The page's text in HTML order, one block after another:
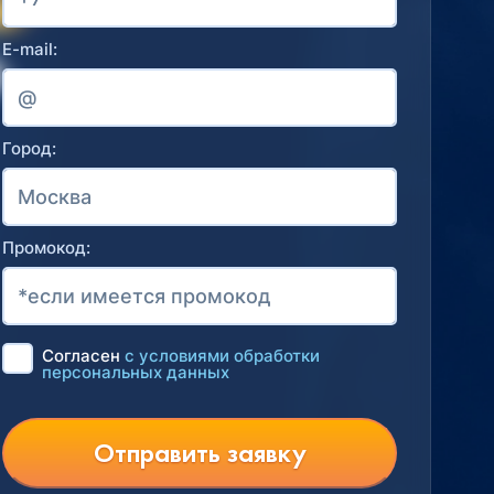
E-mail:
Город:
Промокод:
Согласен с условиями обработки
персональных данных
Отправить заявку